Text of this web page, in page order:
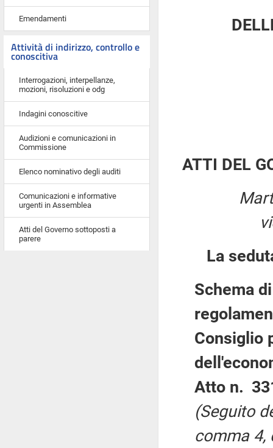
Emendamenti
Attività di indirizzo, controllo e
conoscitiva
Interrogazioni, interpellanze,
mozioni, risoluzioni e odg
Indagini conoscitive
Audizioni e comunicazioni in
Commissione
Elenco nominativo degli auditi
Comunicazioni e informative
urgenti in Assemblea
Atti del Governo sottoposti a
parere
ATTI DEL
La
Schema
Consiglio
Atto n.
(Seguito
comma 4,